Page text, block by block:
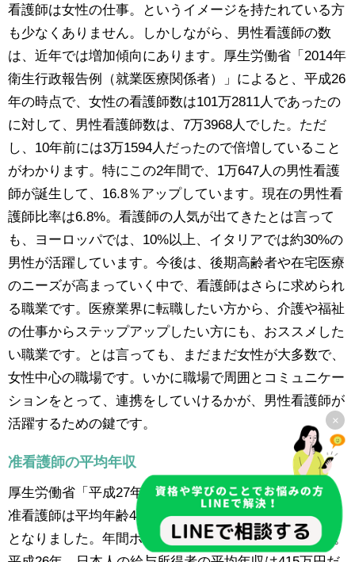
×
看護師は女性の仕事。というイメージを持たれている方
も少なくありません。しかしながら、男性看護師の数
は、近年では増加傾向にあります。厚生労働省「2014年
衛生行政報告例（就業医療関係者）」によると、平成26
年の時点で、女性の看護師数は101万2811人であったの
に対して、男性看護師数は、7万3968人でした。ただ
し、10年前には3万1594人だったので倍増していること
がわかります。特にこの2年間で、1万647人の男性看護
師が誕生して、16.8％アップしています。現在の男性看
護師比率は6.8%。看護師の人気が出てきたとは言って
も、ヨーロッパでは、10%以上、イタリアでは約30%の
男性が活躍しています。今後は、後期高齢者や在宅医療
のニーズが高まっていく中で、看護師はさらに求められ
る職業です。医療業界に転職したい方から、介護や福祉
の仕事からステップアップしたい方にも、おススメした
い職業です。とは言っても、まだまだ女性が大多数で、
女性中心の職場です。いかに職場で周囲とコミュニケー
ションをとって、連携をしていけるかが、男性看護師が
活躍するための鍵です。
准看護師の平均年収
厚生労働省「平成27年賃金構造基本統計調査」の結果、
准看護師は平均年齢48．3歳、平均年収は396万7300円
となりました。年間ボーナスの平均は63万8500円です。